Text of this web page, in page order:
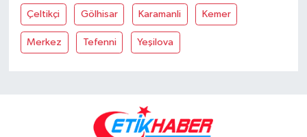
Çeltikçi Gölhisar Karamanli Kemer
Merkez Tefenni Yeşilova